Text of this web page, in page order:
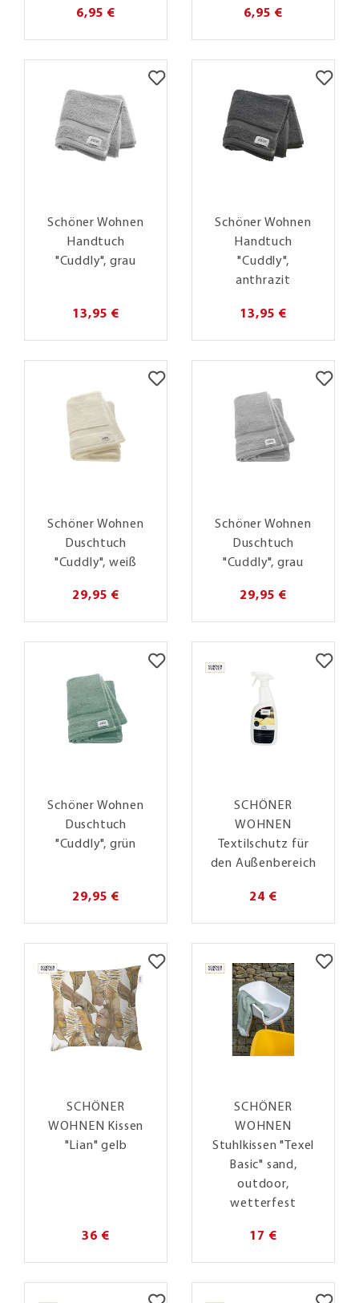
6,95 € 6,95 €
Schöner Wohnen
Handtuch
"Cuddly", grau
13,95 €
Schöner Wohnen
Handtuch
"Cuddly",
anthrazit
13,95 €
Schöner Wohnen
Duschtuch
"Cuddly", weiß
29,95 €
Schöner Wohnen
Duschtuch
"Cuddly", grau
29,95 €
Schöner Wohnen
Duschtuch
"Cuddly", grün
29,95 €
SCHÖNER
WOHNEN
Textilschutz für
den Außenbereich
24 €
SCHÖNER
WOHNEN Kissen
"Lian" gelb
36 €
SCHÖNER
WOHNEN
Stuhlkissen "Texel
Basic" sand,
outdoor,
wetterfest
17 €